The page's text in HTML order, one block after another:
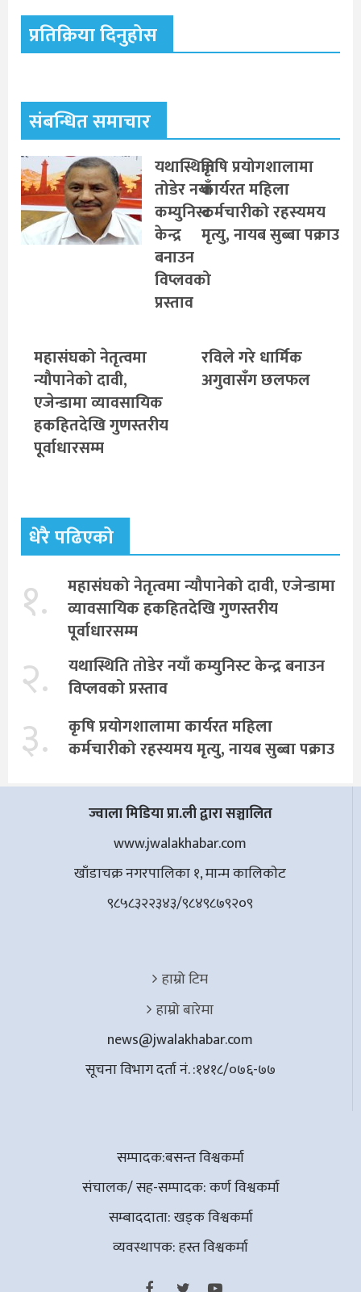
प्रतिक्रिया दिनुहोस
संबन्धित समाचार
यथास्थिति
तोडेर नयाँ
कम्युनिस्ट
केन्द्र
बनाउन
विप्लवको
प्रस्ताव
कृषि प्रयोगशालामा
कार्यरत महिला
कर्मचारीको रहस्यमय
मृत्यु, नायब सुब्बा पक्राउ
महासंघको नेतृत्वमा
न्यौपानेको दावी,
एजेन्डामा व्यावसायिक
हकहितदेखि गुणस्तरीय
पूर्वाधारसम्म
रविले गरे धार्मिक
अगुवासँग छलफल
धेरै पढिएको
१.
महासंघको नेतृत्वमा न्यौपानेको दावी, एजेन्डामा
व्यावसायिक हकहितदेखि गुणस्तरीय
पूर्वाधारसम्म
२.
यथास्थिति तोडेर नयाँ कम्युनिस्ट केन्द्र बनाउन
विप्लवको प्रस्ताव
३.
कृषि प्रयोगशालामा कार्यरत महिला
कर्मचारीको रहस्यमय मृत्यु, नायब सुब्बा पक्राउ
ज्वाला मिडिया प्रा.ली द्वारा सञ्चालित
www.jwalakhabar.com
खाँडाचक्र नगरपालिका १, मान्म कालिकाेट
९८५८३२२३४३/९८४९८७९२०९
हाम्रो टिम
हाम्रो बारेमा
news@jwalakhabar.com
सूचना विभाग दर्ता नं. :१४१८/०७६-७७
सम्पादक:बसन्त विश्वकर्मा
संचालक/ सह-सम्पादक: कर्ण विश्वकर्मा
सम्बाददाता: खड्क विश्वकर्मा
व्यवस्थापक: हस्त विश्वकर्मा